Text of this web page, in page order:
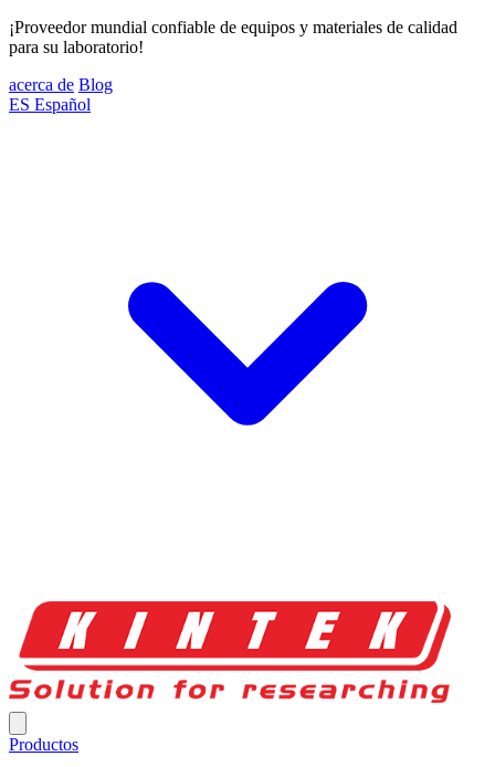
¡Proveedor mundial confiable de equipos y materiales de calidad
para su laboratorio!
acerca de Blog
ES Español
Productos